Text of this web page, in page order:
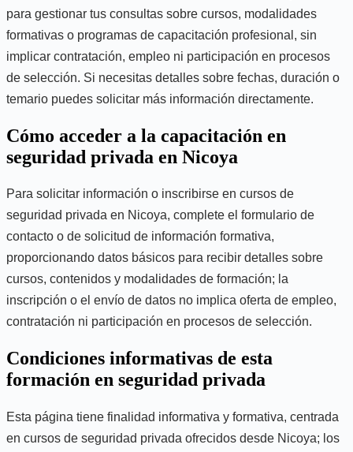
para gestionar tus consultas sobre cursos, modalidades
formativas o programas de capacitación profesional, sin
implicar contratación, empleo ni participación en procesos
de selección. Si necesitas detalles sobre fechas, duración o
temario puedes solicitar más información directamente.
Cómo acceder a la capacitación en
seguridad privada en Nicoya
Para solicitar información o inscribirse en cursos de
seguridad privada en Nicoya, complete el formulario de
contacto o de solicitud de información formativa,
proporcionando datos básicos para recibir detalles sobre
cursos, contenidos y modalidades de formación; la
inscripción o el envío de datos no implica oferta de empleo,
contratación ni participación en procesos de selección.
Condiciones informativas de esta
formación en seguridad privada
Esta página tiene finalidad informativa y formativa, centrada
en cursos de seguridad privada ofrecidos desde Nicoya; los